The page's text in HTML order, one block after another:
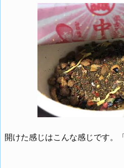
開けた感じはこんな感じです。